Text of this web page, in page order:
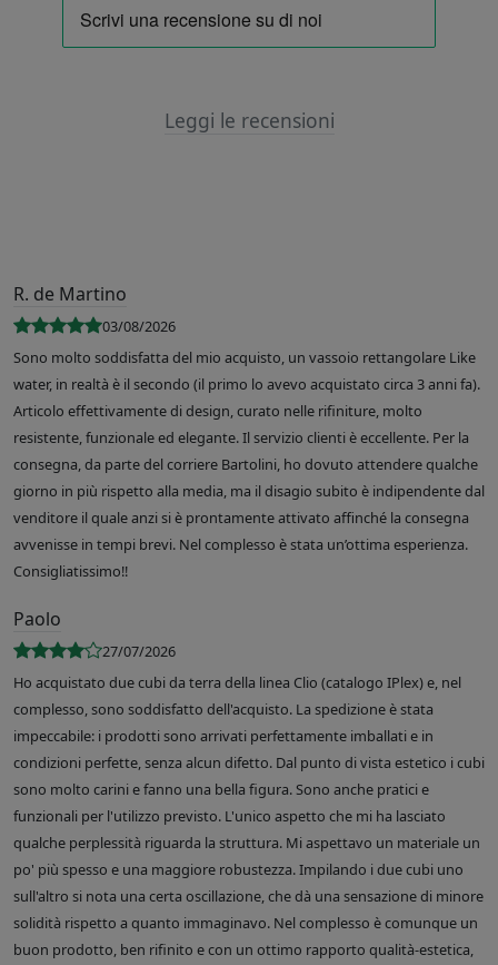
Leggi le recensioni
R. de Martino
03/08/2026
Sono molto soddisfatta del mio acquisto, un vassoio rettangolare Like
water, in realtà è il secondo (il primo lo avevo acquistato circa 3 anni fa).
Articolo effettivamente di design, curato nelle rifiniture, molto
resistente, funzionale ed elegante. Il servizio clienti è eccellente. Per la
consegna, da parte del corriere Bartolini, ho dovuto attendere qualche
giorno in più rispetto alla media, ma il disagio subito è indipendente dal
venditore il quale anzi si è prontamente attivato affinché la consegna
avvenisse in tempi brevi. Nel complesso è stata un’ottima esperienza.
Consigliatissimo!!
Paolo
27/07/2026
Ho acquistato due cubi da terra della linea Clio (catalogo IPlex) e, nel
complesso, sono soddisfatto dell'acquisto. La spedizione è stata
impeccabile: i prodotti sono arrivati perfettamente imballati e in
condizioni perfette, senza alcun difetto. Dal punto di vista estetico i cubi
sono molto carini e fanno una bella figura. Sono anche pratici e
funzionali per l'utilizzo previsto. L'unico aspetto che mi ha lasciato
qualche perplessità riguarda la struttura. Mi aspettavo un materiale un
po' più spesso e una maggiore robustezza. Impilando i due cubi uno
sull'altro si nota una certa oscillazione, che dà una sensazione di minore
solidità rispetto a quanto immaginavo. Nel complesso è comunque un
buon prodotto, ben rifinito e con un ottimo rapporto qualità-estetica,